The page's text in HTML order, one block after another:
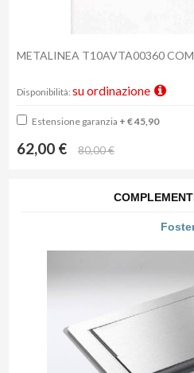
METALINEA T10AVTA00360
Disponibilità: su ordinazione
Estensione garanzia + € 45,90
62,00 € 80,00 €